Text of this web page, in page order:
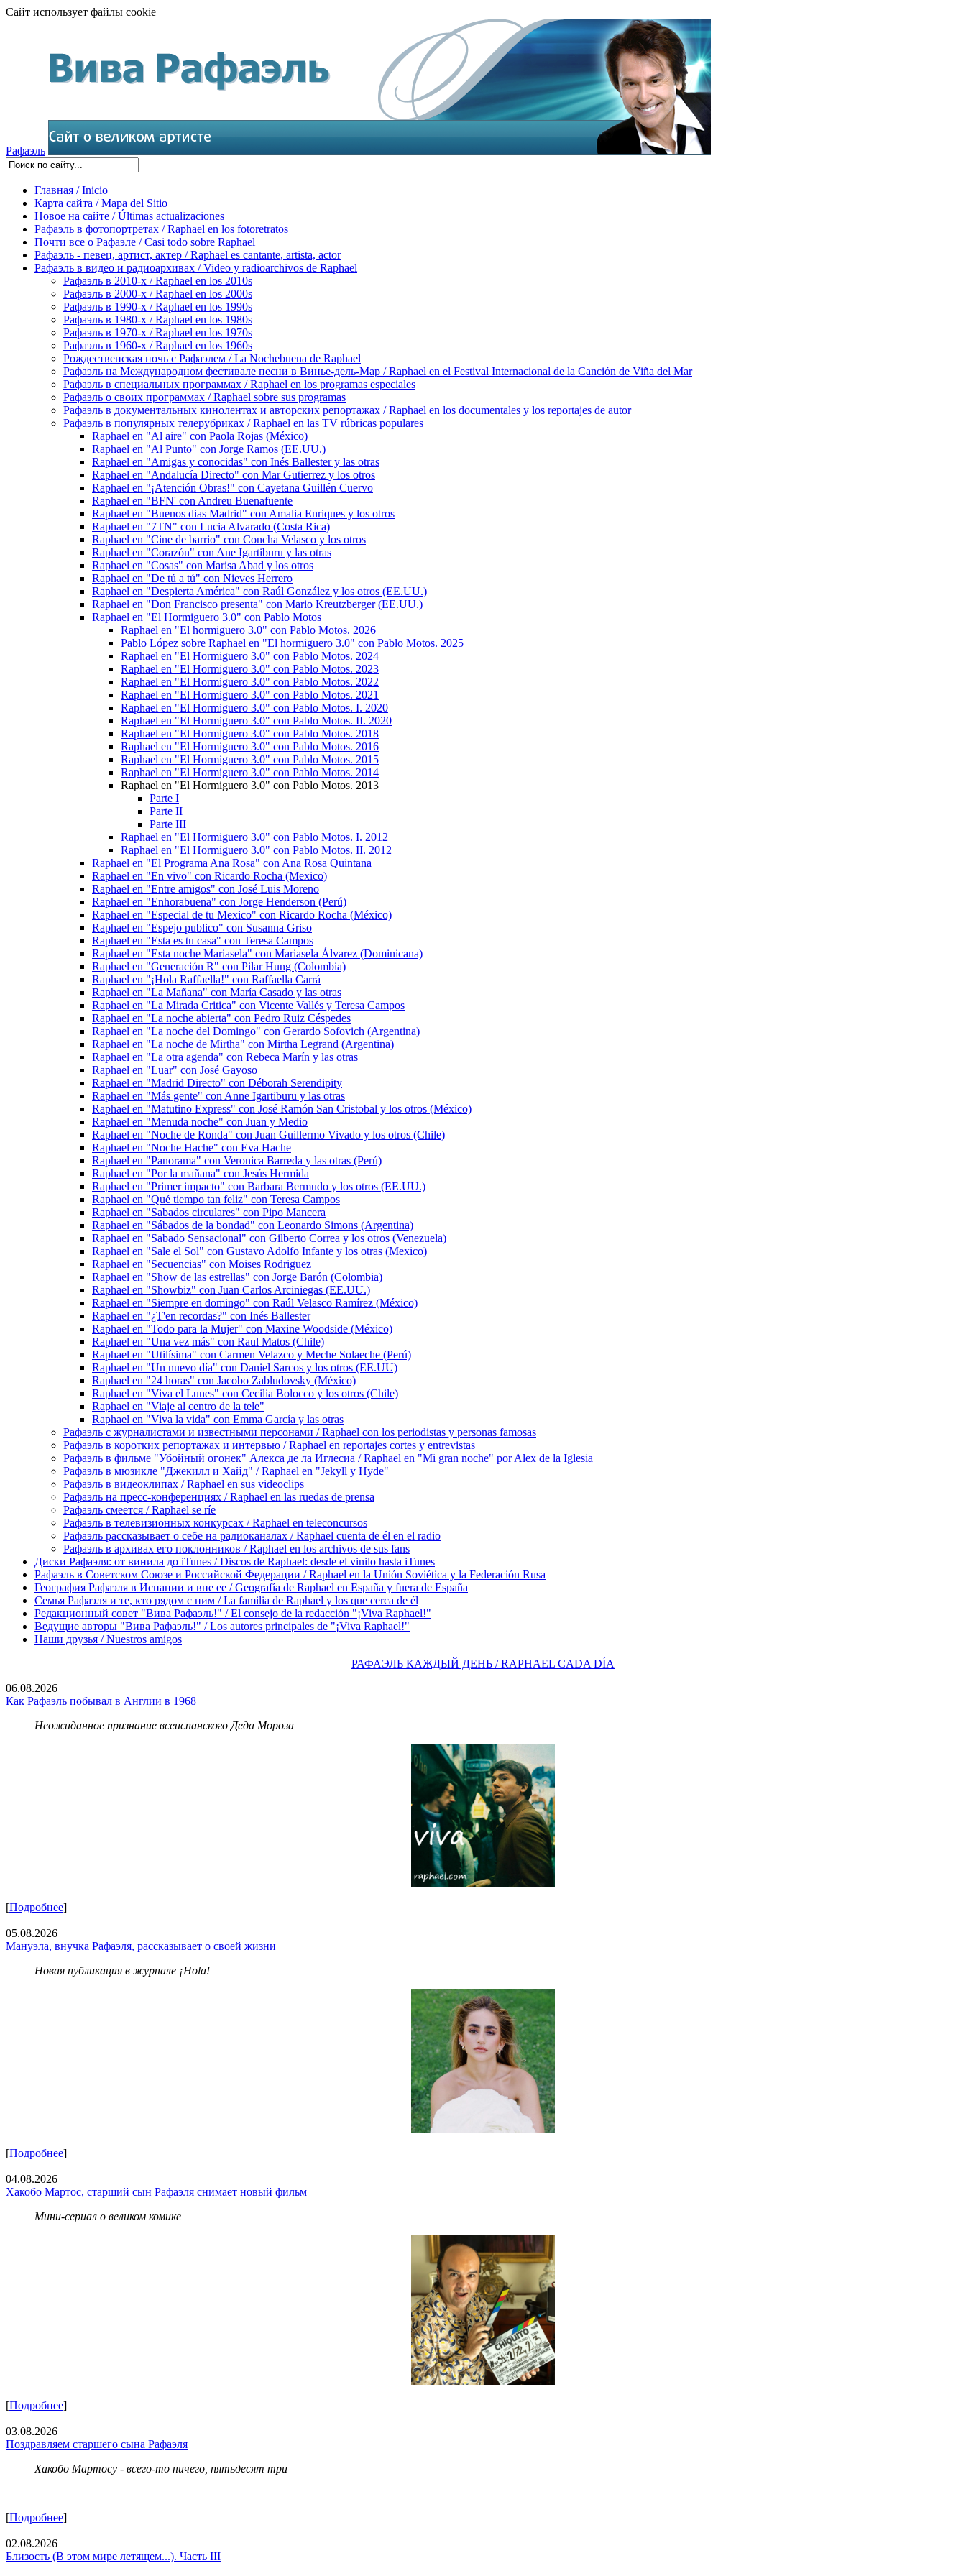
Сайт использует файлы cookie
Рафаэль
Главная / Inicio
Карта сайта / Mapa del Sitio
Новое на сайте / Últimas actualizaciones
Рафаэль в фотопортретах / Raphael en los fotoretratos
Почти все о Рафаэле / Casi todo sobre Raphael
Рафаэль - певец, артист, актер / Raphael es cantante, artista, actor
Рафаэль в видео и радиоархивах / Video y radioarchivos de Raphael
Рафаэль в 2010-х / Raphael en los 2010s
Рафаэль в 2000-х / Raphael en los 2000s
Рафаэль в 1990-х / Raphael en los 1990s
Рафаэль в 1980-х / Raphael en los 1980s
Рафаэль в 1970-х / Raphael en los 1970s
Рафаэль в 1960-х / Raphael en los 1960s
Рождественская ночь с Рафаэлем / La Nochebuena de Raphael
Рафаэль на Международном фестивале песни в Винье-дель-Мар / Raphael en el Festival Internacional de la Canción de Viña del Mar
Рафаэль в специальных программах / Raphael en los programas especiales
Рафаэль о своих программах / Raphael sobre sus programas
Рафаэль в документальных кинолентах и авторских репортажах / Raphael en los documentales y los reportajes de autor
Рафаэль в популярных телерубриках / Raphael en las TV rúbricas populares
Raphael en "Al aire" con Paola Rojas (México)
Raphael en "Al Punto" con Jorge Ramos (EE.UU.)
Raphael en "Amigas y conocidas" con Inés Ballester y las otras
Raphael en "Andalucía Directo" con Mar Gutierrez y los otros
Raphael en "¡Atención Obras!" con Cayetana Guillén Cuervo
Raphael en "BFN' con Andreu Buenafuente
Raphael en "Buenos dias Madrid" con Amalia Enriques y los otros
Raphael en "7TN" con Lucia Alvarado (Costa Rica)
Raphael en "Cine de barrio" con Concha Velasco y los otros
Raphael en "Corazón" con Ane Igartiburu y las otras
Raphael en "Cosas" con Marisa Abad y los otros
Raphael en "De tú a tú" con Nieves Herrero
Raphael en "Despierta América" con Raúl González y los otros (EE.UU.)
Raphael en "Don Francisco presenta" con Mario Kreutzberger (EE.UU.)
Raphael en "El Hormiguero 3.0" con Pablo Motos
Raphael en "El hormiguero 3.0" con Pablo Motos. 2026
Pablo López sobre Raphael en "El hormiguero 3.0" con Pablo Motos. 2025
Raphael en "El Hormiguero 3.0" con Pablo Motos. 2024
Raphael en "El Hormiguero 3.0" con Pablo Motos. 2023
Raphael en "El Hormiguero 3.0" con Pablo Motos. 2022
Raphael en "El Hormiguero 3.0" con Pablo Motos. 2021
Raphael en "El Hormiguero 3.0" con Pablo Motos. I. 2020
Raphael en "El Hormiguero 3.0" con Pablo Motos. II. 2020
Raphael en "El Hormiguero 3.0" con Pablo Motos. 2018
Raphael en "El Hormiguero 3.0" con Pablo Motos. 2016
Raphael en "El Hormiguero 3.0" con Pablo Motos. 2015
Raphael en "El Hormiguero 3.0" con Pablo Motos. 2014
Raphael en "El Hormiguero 3.0" con Pablo Motos. 2013
Parte I
Parte II
Parte III
Raphael en "El Hormiguero 3.0" con Pablo Motos. I. 2012
Raphael en "El Hormiguero 3.0" con Pablo Motos. II. 2012
Raphael en "El Programa Ana Rosa" con Ana Rosa Quintana
Raphael en "En vivo" con Ricardo Rocha (Mexico)
Raphael en "Entre amigos" con José Luis Moreno
Raphael en "Enhorabuena" con Jorge Henderson (Perú)
Raphael en "Especial de tu Mexico" con Ricardo Rocha (México)
Raphael en "Espejo publico" con Susanna Griso
Raphael en "Esta es tu casa" con Teresa Campos
Raphael en "Esta noche Mariasela" con Mariasela Álvarez (Dominicana)
Raphael en "Generación R" con Pilar Hung (Colombia)
Raphael en "¡Hola Raffaella!" con Raffaella Carrá
Raphael en "La Mañana" con María Casado y las otras
Raphael en "La Mirada Critica" con Vicente Vallés y Teresa Campos
Raphael en "La noche abierta" con Pedro Ruiz Céspedes
Raphael en "La noche del Domingo" con Gerardo Sofovich (Argentina)
Raphael en "La noche de Mirtha" con Mirtha Legrand (Argentina)
Raphael en "La otra agenda" con Rebeca Marín y las otras
Raphael en "Luar" con José Gayoso
Raphael en "Madrid Directo" con Déborah Serendipity
Raphael en "Más gente" con Anne Igartiburu y las otras
Raphael en "Matutino Express" con José Ramón San Cristobal y los otros (México)
Raphael en "Menuda noche" con Juan y Medio
Raphael en "Noche de Ronda" con Juan Guillermo Vivado y los otros (Chile)
Raphael en "Noche Hache" con Eva Hache
Raphael en "Panorama" con Veronica Barreda y las otras (Perú)
Raphael en "Por la mañana" con Jesús Hermida
Raphael en "Primer impacto" con Barbara Bermudo y los otros (EE.UU.)
Raphael en "Qué tiempo tan feliz" con Teresa Campos
Raphael en "Sabados circulares" con Pipo Mancera
Raphael en "Sábados de la bondad" con Leonardo Simons (Argentina)
Raphael en "Sabado Sensacional" con Gilberto Correa y los otros (Venezuela)
Raphael en "Sale el Sol" con Gustavo Adolfo Infante y los otras (Mexico)
Raphael en "Secuencias" con Moises Rodriguez
Raphael en "Show de las estrellas" con Jorge Barón (Colombia)
Raphael en "Showbiz" con Juan Carlos Arciniegas (EE.UU.)
Raphael en "Siempre en domingo" con Raúl Velasco Ramírez (México)
Raphael en "¿T'en recordas?" con Inés Ballester
Raphael en "Todo para la Mujer" con Maxine Woodside (México)
Raphael en "Una vez más" con Raul Matos (Chile)
Raphael en "Utilísima" con Carmen Velazco y Meche Solaeche (Perú)
Raphael en "Un nuevo día" con Daniel Sarcos y los otros (EE.UU)
Raphael en "24 horas" con Jacobo Zabludovsky (México)
Raphael en "Viva el Lunes" con Cecilia Bolocco y los otros (Chile)
Raphael en "Viaje al centro de la tele"
Raphael en "Viva la vida" con Emma García y las otras
Рафаэль с журналистами и известными персонами / Raphael con los periodistas y personas famosas
Рафаэль в коротких репортажах и интервью / Raphael en reportajes cortes y entrevistas
Рафаэль в фильме "Убойный огонек" Алекса де ла Иглесиа / Raphael en "Mi gran noche" por Alex de la Iglesia
Рафаэль в мюзикле "Джекилл и Хайд" / Raphael en "Jekyll y Hyde"
Рафаэль в видеоклипах / Raphael en sus videoclips
Рафаэль на пресс-конференциях / Raphael en las ruedas de prensa
Рафаэль смеется / Raphael se ríe
Рафаэль в телевизионных конкурсах / Raphael en teleconcursos
Рафаэль рассказывает о себе на радиоканалах / Raphael cuenta de él en el radio
Рафаэль в архивах его поклонников / Raphael en los archivos de sus fans
Диски Рафаэля: от винила до iTunes / Discos de Raphael: desde el vinilo hasta iTunes
Рафаэль в Советском Союзе и Российской Федерации / Raphael en la Unión Soviética y la Federación Rusa
География Рафаэля в Испании и вне ее / Geografía de Raphael en España y fuera de España
Семья Рафаэля и те, кто рядом с ним / La familia de Raphael y los que cerca de él
Редакционный совет "Вива Рафаэль!" / El consejo de la redacción "¡Viva Raphael!"
Ведущие авторы "Вива Рафаэль!" / Los autores principales de "¡Viva Raphael!"
Наши друзья / Nuestros amigos
РАФАЭЛЬ КАЖДЫЙ ДЕНЬ / RAPHAEL CADA DÍA
06.08.2026
Как Рафаэль побывал в Англии в 1968
Неожиданное признание всеиспанского Деда Мороза
[Подробнее]
05.08.2026
Мануэла, внучка Рафаэля, рассказывает о своей жизни
Новая публикация в журнале ¡Hola!
[Подробнее]
04.08.2026
Хакобо Мартос, старший сын Рафаэля снимает новый фильм
Мини-сериал о великом комике
[Подробнее]
03.08.2026
Поздравляем старшего сына Рафаэля
Хакобо Мартосу - всего-то ничего, пятьдесят три
[Подробнее]
02.08.2026
Близость (В этом мире летящем...). Часть III